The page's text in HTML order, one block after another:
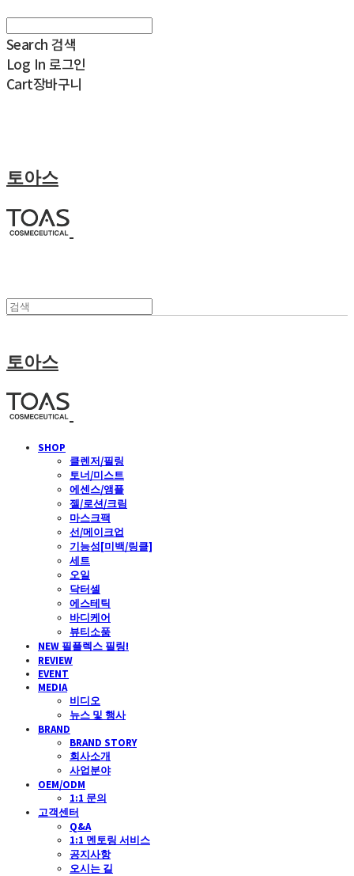
Search 검색
Log In 로그인
Cart장바구니
토아스
토아스
SHOP
클렌저/필링
토너/미스트
에센스/앰플
젤/로션/크림
마스크팩
선/메이크업
기능성[미백/링클]
세트
오일
닥터셀
에스테틱
바디케어
뷰티소품
NEW 필플렉스 필링!
REVIEW
EVENT
MEDIA
비디오
뉴스 및 행사
BRAND
BRAND STORY
회사소개
사업분야
OEM/ODM
1:1 문의
고객센터
Q&A
1:1 멘토링 서비스
공지사항
오시는 길